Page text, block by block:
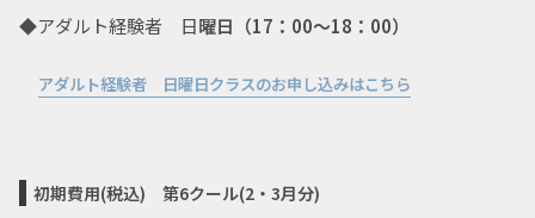
◆アダルト経験者 日曜日（17：00～18：00）
アダルト経験者 日曜日クラスのお申し込みはこちら
初期費用(税込) 第6クール(2・3月分)